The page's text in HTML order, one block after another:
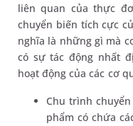
liên quan của thực
chuyển biến tích cực
nghĩa là những gì mà
có sự tác động nhất
hoạt động của các cơ
Chu trình
phẩm có chứa